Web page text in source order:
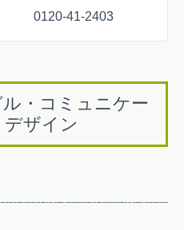
0120-41-2403
・コミュニケー
ザイン